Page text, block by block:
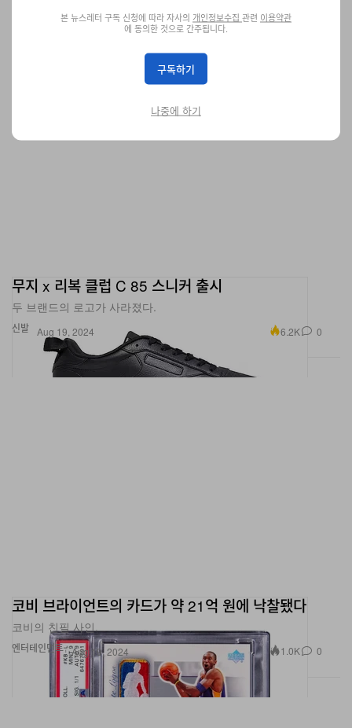
Aug 19, 2024 29.8K
신발
무지 x 리복 클럽 C 85 스니커 출시
두 브랜드의 로고가 사라졌다.
Aug 19, 2024 6.2K 0
엔터테인먼트
코비 브라이언트의 카드가 약 21억 원에 낙찰됐다
코비의 친필 사인.
Aug 19, 2024 1.0K 0
본 뉴스레터 구독 신청에 따라 자사의 개인정보수집 관련 이용약관
에 동의한 것으로 간주됩니다.
구독하기
나중에 하기